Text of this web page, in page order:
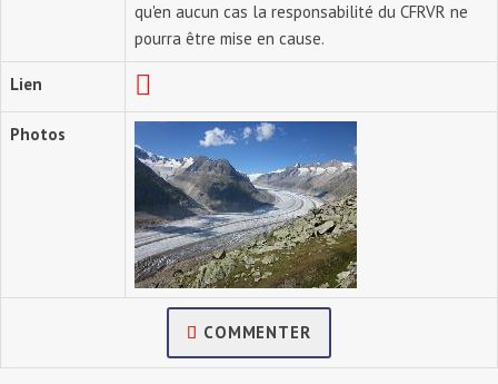
qu'en aucun cas la responsabilité du CFRVR ne
pourra être mise en cause.
Lien
Photos
COMMENTER